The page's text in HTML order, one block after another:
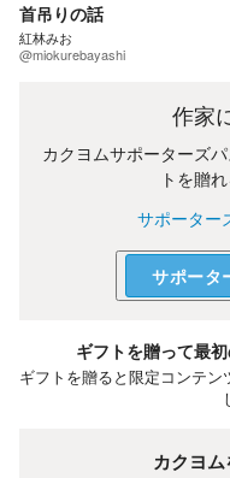
首吊りの話
紅林みお
@miokurebayashi
作家
カクヨムサポーターズ
トを贈
サポーター
サポータ
ギフトを贈って最
ギフトを贈ると限定コンテ
カクヨ